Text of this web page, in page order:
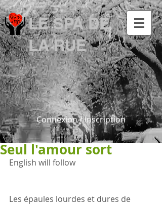
LE SPA DE
LA RUE
Connexion / Inscription
Seul l'amour sort
English will follow
Les épaules lourdes et dures de